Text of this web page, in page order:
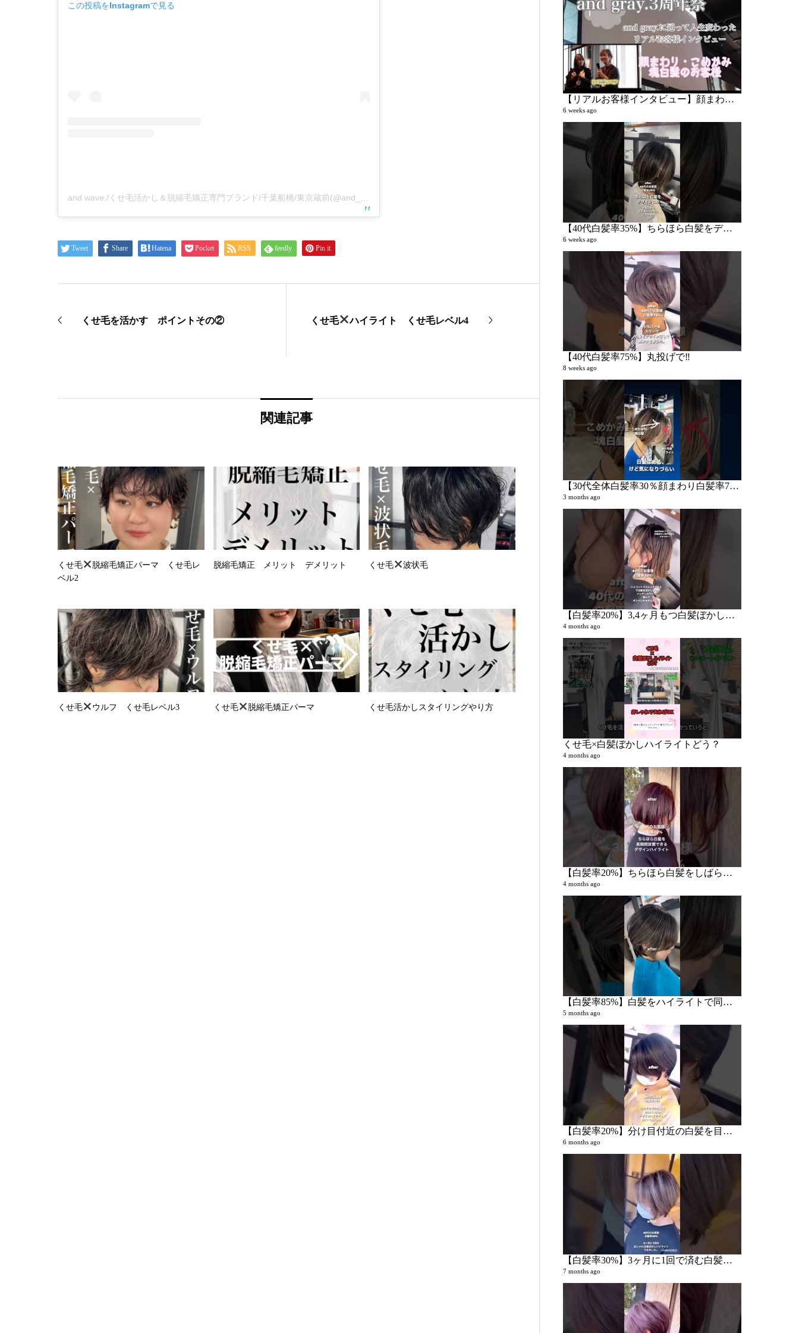
この投稿をInstagramで見る
Tweet Share Hatena Pocket RSS feedly Pin it
くせ毛を活かす ポイントその② くせ毛 ハイライト くせ毛レベル4
関連記事
くせ毛
脱縮毛矯正パーマ くせ毛レ
ベル2
脱縮毛矯正 メリット デメリット くせ毛 波状毛
くせ毛 ウルフ くせ毛レベル3 くせ毛 脱縮毛矯正パーマ くせ毛活かしスタイリングやり方
【リアルお客様インタビュー】顔まわり・こめかみ塊白髪のお客様
6 weeks ago
【40代白髪率35%】ちらほら白髪をデザインに変えます
6 weeks ago
【40代白髪率75%】丸投げで‼︎
8 weeks ago
【30代全体白髪率30％顔まわり白髪率70%】顔まわりの白髪が気にならないようにしたい。
3 months ago
【白髪率20%】3,4ヶ月もつ白髪ぼかしでおしゃれかあさんになりたい
4 months ago
くせ毛×白髪ぼかしハイライトどう？
4 months ago
【白髪率20%】ちらほら白髪をしばらく放置できるおしゃれハイライトがやりたい
4 months ago
【白髪率85%】白髪をハイライトで同化させたい‼︎
5 months ago
【白髪率20%】分け目付近の白髪を目立たなくしたい
6 months ago
【白髪率30%】3ヶ月に1回で済む白髪ぼかしハイライトでおしゃれになりたい
7 months ago